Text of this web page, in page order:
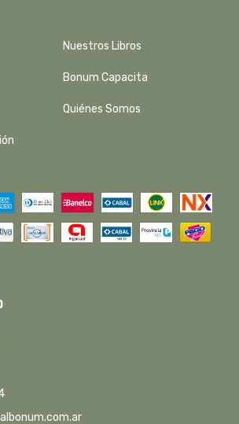
Nuestros Libros
Bonum Capacita
Quiénes Somos